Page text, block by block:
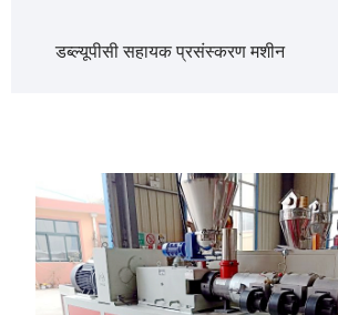
डब्ल्यूपीसी सहायक प्रसंस्करण मशीन